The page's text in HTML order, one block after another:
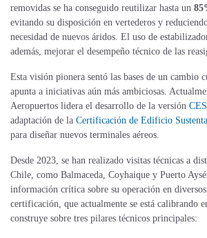
removidas se ha conseguido reutilizar hasta un
evitando su disposición en vertederos y
necesidad de nuevos áridos​. El uso de
además, mejorar el desempeño técnico de las
Esta visión pionera sentó las bases de un cambio
apunta a iniciativas aún más ambiciosas.
Aeropuertos lidera el desarrollo de la versión
adaptación de la Certificación de Edificio
para diseñar nuevos terminales aéreos​.
Desde 2023, se han realizado visitas técnicas a
Chile, como Balmaceda, Coyhaique y Puerto
información crítica sobre su operación en
certificación, que actualmente se está calibrando
construye sobre tres pilares técnicos principales​: